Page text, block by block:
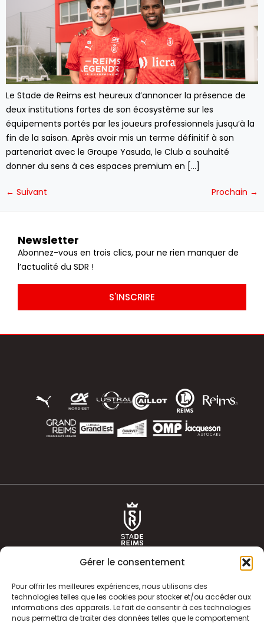
Gérer le consentement
Pour offrir les meilleures expériences, nous utilisons des
technologies telles que les cookies pour stocker et/ou accéder aux
informations des appareils. Le fait de consentir à ces technologies
nous permettra de traiter des données telles que le comportement
Le Stade de Reims est heureux d’annoncer la présence de
deux institutions fortes de son écosystème sur les
équipements portés par les joueurs professionnels jusqu’à la
fin de la saison. Après avoir mis un terme définitif à son
partenariat avec le Groupe Yasuda, le Club a souhaité
donner du sens à ces espaces premium en […]
← Suivant Prochain →
Newsletter
Abonnez-vous en trois clics, pour ne rien manquer de
l’actualité du SDR !
S'INSCRIRE
ACTUALITÉS HISTOIRE